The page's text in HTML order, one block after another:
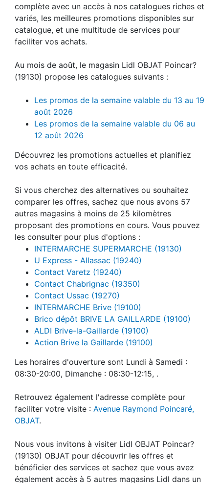
complète avec un accès à nos catalogues riches et
variés, les meilleures promotions disponibles sur
catalogue, et une multitude de services pour
faciliter vos achats.
Au mois de août, le magasin Lidl OBJAT Poincar?
(19130) propose les catalogues suivants :
Les promos de la semaine valable du 13 au 19
août 2026
Les promos de la semaine valable du 06 au
12 août 2026
Découvrez les promotions actuelles et planifiez
vos achats en toute efficacité.
Si vous cherchez des alternatives ou souhaitez
comparer les offres, sachez que nous avons 57
autres magasins à moins de 25 kilomètres
proposant des promotions en cours. Vous pouvez
les consulter pour plus d'options :
INTERMARCHE SUPERMARCHE (19130)
U Express - Allassac (19240)
Contact Varetz (19240)
Contact Chabrignac (19350)
Contact Ussac (19270)
INTERMARCHE Brive (19100)
Brico dépôt BRIVE LA GAILLARDE (19100)
ALDI Brive-la-Gaillarde (19100)
Action Brive la Gaillarde (19100)
Les horaires d'ouverture sont Lundi à Samedi :
08:30-20:00, Dimanche : 08:30-12:15, .
Retrouvez également l'adresse complète pour
faciliter votre visite : Avenue Raymond Poincaré,
OBJAT.
Nous vous invitons à visiter Lidl OBJAT Poincar?
(19130) OBJAT pour découvrir les offres et
bénéficier des services et sachez que vous avez
également accès à 5 autres magasins Lidl dans un